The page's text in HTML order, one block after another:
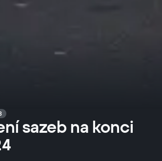
sazeb na konci